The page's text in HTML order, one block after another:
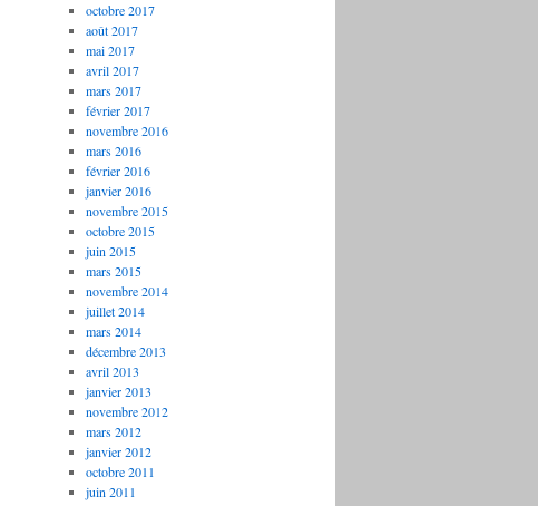
octobre 2017
août 2017
mai 2017
avril 2017
mars 2017
février 2017
novembre 2016
mars 2016
février 2016
janvier 2016
novembre 2015
octobre 2015
juin 2015
mars 2015
novembre 2014
juillet 2014
mars 2014
décembre 2013
avril 2013
janvier 2013
novembre 2012
mars 2012
janvier 2012
octobre 2011
juin 2011